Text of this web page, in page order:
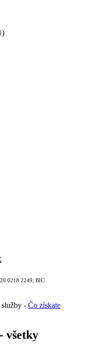
0218 2249; BIC:
služby - Čo získate
všetky